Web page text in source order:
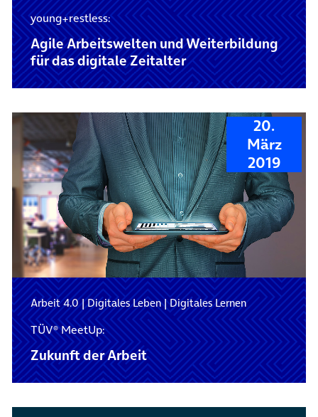
young+restless:
Agile Arbeitswelten und Weiterbildung
für das digitale Zeitalter
20.
März
2019
Arbeit 4.0|Digitales Leben|Digitales Lernen
TÜV® MeetUp:
Zukunft der Arbeit